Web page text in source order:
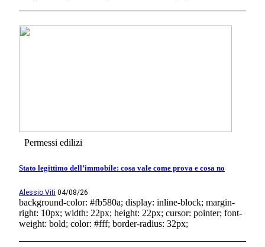
Permessi edilizi
Stato legittimo dell’immobile: cosa vale come prova e cosa no
Alessio Viti 04/08/26
background-color: #fb580a; display: inline-block; margin-
right: 10px; width: 22px; height: 22px; cursor: pointer; font-
weight: bold; color: #fff; border-radius: 32px;